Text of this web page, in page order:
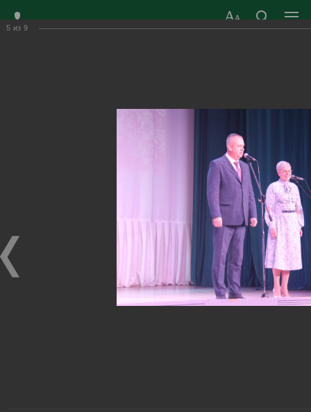
САМОУПРАВЛЕНИЯ
г. Радужный, 1 квартал, д.55
Адрес здания администрации
radugn@avo.ru
Электронная почта
Главная Фотогалерея Новости
›
Современным педагогом быть ответственно и очень
5 из 9